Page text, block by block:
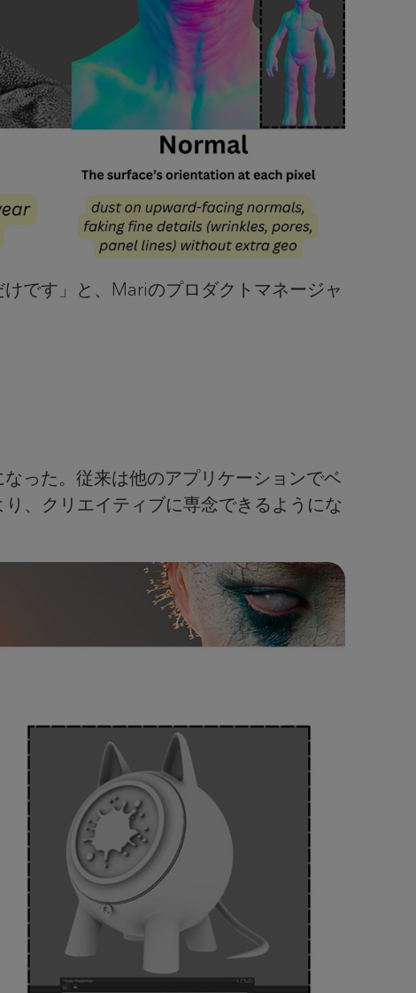
です」と、Mariのプロダクトマネージャ
った。従来は他のアプリケーションでベ
、クリエイティブに専念できるようにな